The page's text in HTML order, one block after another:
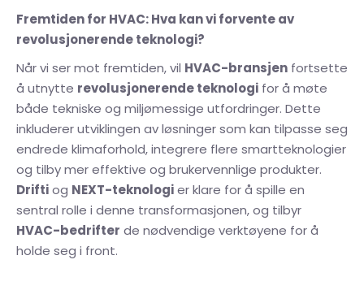
Fremtiden for HVAC: Hva kan vi forvente av
revolusjonerende teknologi?
Når vi ser mot fremtiden, vil HVAC-bransjen fortsette
å utnytte revolusjonerende teknologi for å møte
både tekniske og miljømessige utfordringer. Dette
inkluderer utviklingen av løsninger som kan tilpasse seg
endrede klimaforhold, integrere flere smartteknologier
og tilby mer effektive og brukervennlige produkter.
Driftiog NEXT-teknologier klare for å spille en
sentral rolle i denne transformasjonen, og tilbyr
HVAC-bedrifter de nødvendige verktøyene for å
holde seg i front.